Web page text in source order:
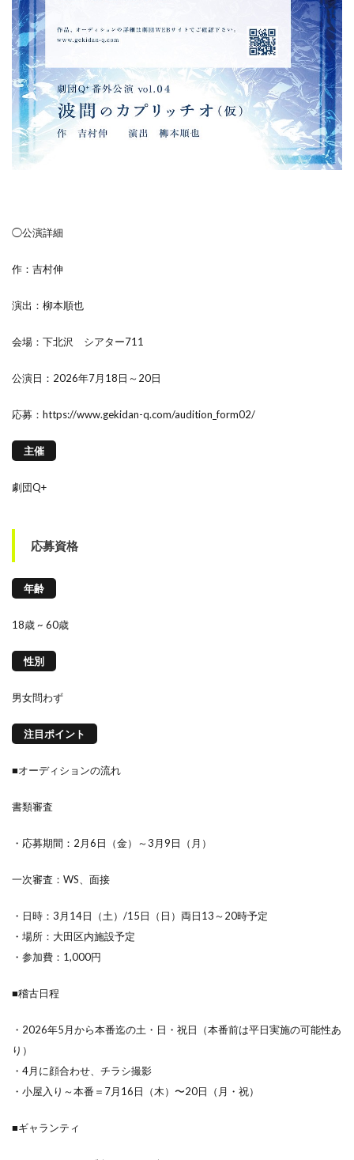
◯公演詳細
作：吉村伸
演出：柳本順也
会場：下北沢 シアター711
公演日：2026年7月18日～20日
応募：https://www.gekidan-q.com/audition_form02/
主催
劇団Q+
応募資格
年齢
18歳 ~ 60歳
性別
男女問わず
注目ポイント
■オーディションの流れ
書類審査
・応募期間：2月6日（金）～3月9日（月）
一次審査：WS、面接
・日時：3月14日（土）/15日（日）両日13～20時予定
・場所：大田区内施設予定
・参加費：1,000円
■稽古日程
・2026年5月から本番迄の土・日・祝日（本番前は平日実施の可能性あ
り）
・4月に顔合わせ、チラシ撮影
・小屋入り～本番＝7月16日（木）〜20日（月・祝）
■ギャランティ